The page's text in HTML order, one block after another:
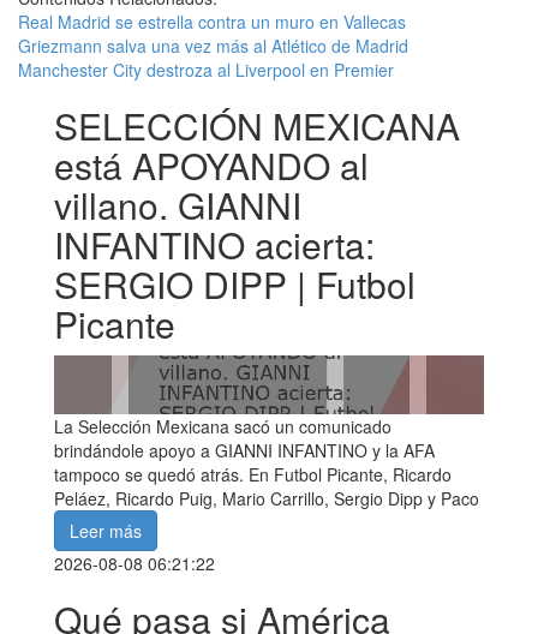
Real Madrid se estrella contra un muro en Vallecas
Griezmann salva una vez más al Atlético de Madrid
Manchester City destroza al Liverpool en Premier
SELECCIÓN MEXICANA
está APOYANDO al
villano. GIANNI
INFANTINO acierta:
SERGIO DIPP | Futbol
Picante
La Selección Mexicana sacó un comunicado
brindándole apoyo a GIANNI INFANTINO y la AFA
tampoco se quedó atrás. En Futbol Picante, Ricardo
Peláez, Ricardo Puig, Mario Carrillo, Sergio Dipp y Paco
Leer más
2026-08-08 06:21:22
Qué pasa si América